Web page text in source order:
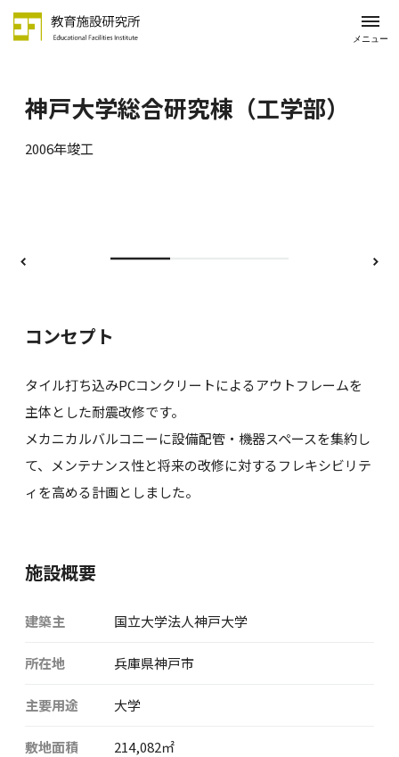
メニュー
神戸大学総合研究棟（工学部）
2006年竣工
コンセプト
タイル打ち込みPCコンクリートによるアウトフレームを
主体とした耐震改修です。
メカニカルバルコニーに設備配管・機器スペースを集約し
て、メンテナンス性と将来の改修に対するフレキシビリテ
ィを高める計画としました。
施設概要
建築主 国立大学法人神戸大学
所在地 兵庫県神戸市
主要用途 大学
敷地面積 214,082㎡